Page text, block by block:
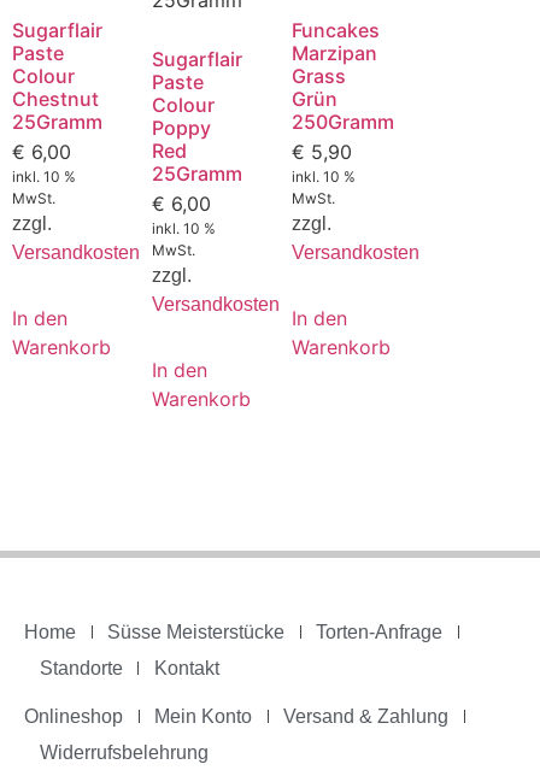
Sugarflair
Paste
Colour
Chestnut
25Gramm
€ 6,00
inkl. 10 %
MwSt.
zzgl.
Versandkosten
In den
Warenkorb
Sugarflair
Paste
Colour
Poppy
Red
25Gramm
€ 6,00
inkl. 10 %
MwSt.
zzgl.
Versandkosten
In den
Warenkorb
Funcakes
Marzipan
Grass
Grün
250Gramm
€ 5,90
inkl. 10 %
MwSt.
zzgl.
Versandkosten
In den
Warenkorb
Home Süsse Meisterstücke
Torten-Anfrage
Standorte
Kontakt
Onlineshop Mein Konto
Versand & Zahlung
Widerrufsbelehrung